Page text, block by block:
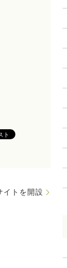
イトを開設